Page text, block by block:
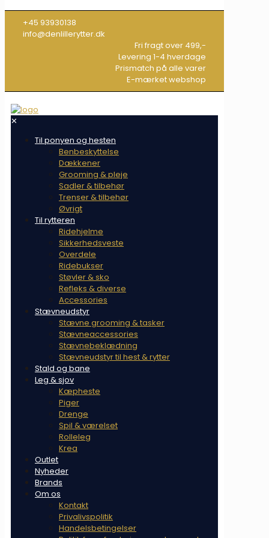
+45 93930138
info@denlillerytter.dk
Fri fragt over 499,-
Levering 1-4 hverdage
Prismatch på alle varer
E-mærket webshop
✕
Til ponyen og hesten
Benbeskyttelse
Dækkener
Grooming & pleje
Sadler & tilbehør
Trenser & tilbehør
Øvrigt
Til rytteren
Ridehjelme
Sikkerhedsveste
Overdele
Ridebukser
Støvler & sko
Refleks & diverse
Accessories
Stævneudstyr
Stævne grooming & tasker
Stævneaccessories
Stævnebeklædning
Stævneudstyr til hest & rytter
Stald og bane
Leg & sjov
Kæpheste
Piger
Drenge
Spil & værelset
Rolleleg
Krea
Outlet
Nyheder
Brands
Om os
Kontakt
Privalivspolitik
Handelsbetingelser